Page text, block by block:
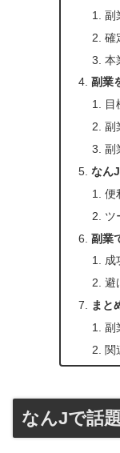
副
確
本
副業
目
副
副
なん
便
ツ
副業
成
避
まと
副
関
なんJで話